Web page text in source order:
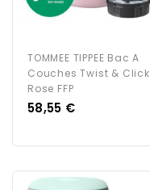
TOMMEE TIPPEE Bac A
Couches Twist & Click
Rose FFP
Prix
58,55 €